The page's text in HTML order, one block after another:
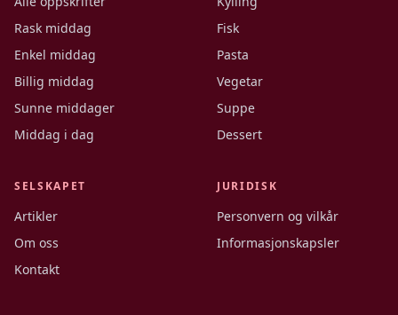
Rask middag
Enkel middag
Billig middag
Sunne middager
Middag i dag
Fisk
Pasta
Vegetar
Suppe
Dessert
SELSKAPET
Artikler
Om oss
Kontakt
JURIDISK
Personvern og vilkår
Informasjonskapsler